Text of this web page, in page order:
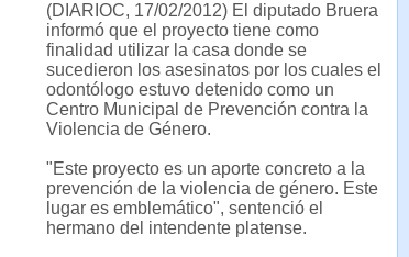
(DIARIOC, 17/02/2012) El diputado Bruera
informó que el proyecto tiene como
finalidad utilizar la casa donde se
sucedieron los asesinatos por los cuales el
odontólogo estuvo detenido como un
Centro Municipal de Prevención contra la
Violencia de Género.
"Este proyecto es un aporte concreto a la
prevención de la violencia de género. Este
lugar es emblemático", sentenció el
hermano del intendente platense.